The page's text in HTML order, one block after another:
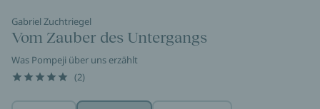
Gabriel Zuchtriegel
Vom Zauber des Untergangs
Was Pompeji über uns erzählt
(2)